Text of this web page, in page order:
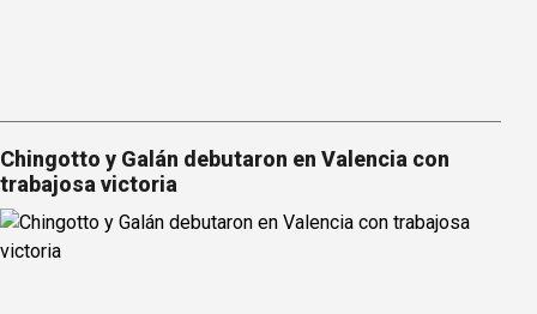
Chingotto y Galán debutaron en Valencia con
trabajosa victoria